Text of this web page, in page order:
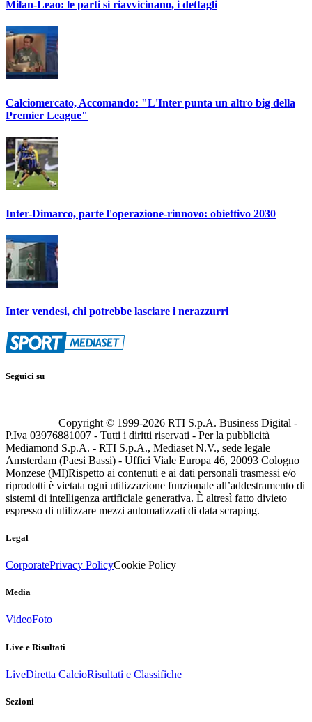
Milan-Leao: le parti si riavvicinano, i dettagli
Calciomercato, Accomando: "L'Inter punta un altro big della
Premier League"
Inter-Dimarco, parte l'operazione-rinnovo: obiettivo 2030
Inter vendesi, chi potrebbe lasciare i nerazzurri
Seguici su
Copyright © 1999-2026 RTI S.p.A. Business Digital -
P.Iva 03976881007 - Tutti i diritti riservati - Per la pubblicità
Mediamond S.p.A. - RTI S.p.A., Mediaset N.V., sede legale
Amsterdam (Paesi Bassi) - Uffici Viale Europa 46, 20093 Cologno
Monzese (MI)Rispetto ai contenuti e ai dati personali trasmessi e/o
riprodotti è vietata ogni utilizzazione funzionale all’addestramento di
sistemi di intelligenza artificiale generativa. È altresì fatto divieto
espresso di utilizzare mezzi automatizzati di data scraping.
Legal
CorporatePrivacy PolicyCookie Policy
Media
VideoFoto
Live e Risultati
LiveDiretta CalcioRisultati e Classifiche
Sezioni